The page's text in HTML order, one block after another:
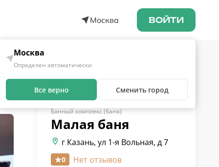
Москва ВОЙТИ
Москва
Определен автоматически
Все верно Сменить город
Банный комплекс (баня)
Малая баня
г Казань, ул 1-я Вольная, д 7
0 Нет отзывов